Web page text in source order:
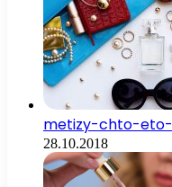
metizy-chto-
28.10.2018